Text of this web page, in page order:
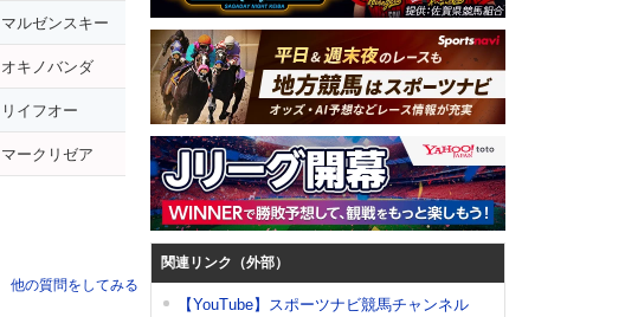
マルゼンスキー
オキノバンダ
リイフオー
マークリゼア
他の質問をしてみる
関連リンク（外部）
【YouTube】スポーツナビ競馬チャンネル